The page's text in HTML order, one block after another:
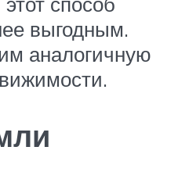
выгодным.
аналогичную